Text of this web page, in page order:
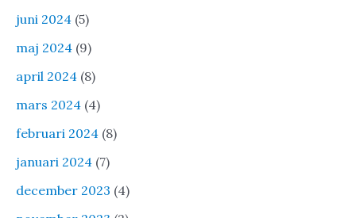
juni 2024 (5)
maj 2024 (9)
april 2024 (8)
mars 2024 (4)
februari 2024 (8)
januari 2024 (7)
december 2023 (4)